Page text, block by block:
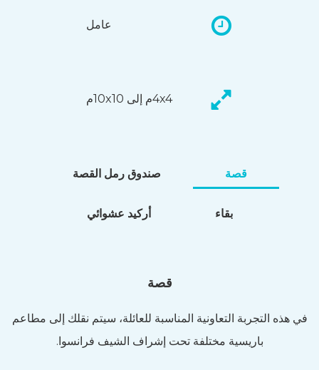
عامل
4x4م إلى 10x10م
قصة صندوق رمل القصة
بقاء أركيد عشوائي
قصة
في هذه التجربة التعاونية المناسبة للعائلة، سيتم نقلك إلى مطاعم
باريسية مختلفة تحت إشراف الشيف فرانسوا.